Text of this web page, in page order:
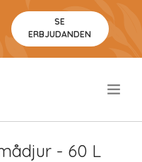
SE
ERBJUDANDEN
- 60 L